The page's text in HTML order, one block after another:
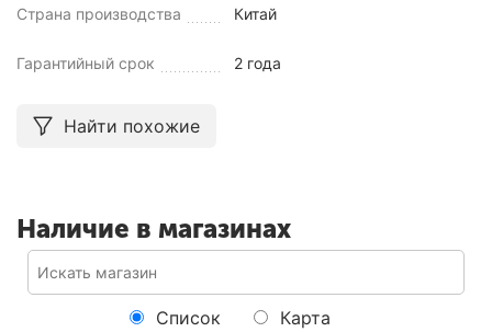
Страна производства Китай
Гарантийный срок 2 года
Найти похожие
Наличие в магазинах
Список Карта